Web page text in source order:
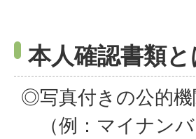
本人確認書類と
◎写真付きの公的機
（例：マイナンバ